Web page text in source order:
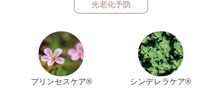
光老化予防
プリンセスケア® シンデレラケア®